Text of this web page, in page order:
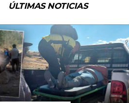
ÚLTIMAS NOTICIAS